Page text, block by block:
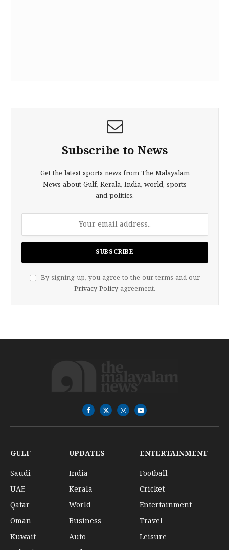
Subscribe to News
Get the latest sports news from The Malayalam
News about Gulf, Kerala, India, world, sports
and politics.
By signing up, you agree to the our terms and our
Privacy Policy agreement.
Facebook
X
(Twitter)
InstagramYouTube
GULF
Saudi
UAE
Qatar
Oman
Kuwait
UPDATES
India
Kerala
World
Business
Auto
ENTERTAINMENT
Football
Cricket
Entertainment
Travel
Leisure